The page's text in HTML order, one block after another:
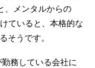
、メンタルからの
ていると、本格的な
そうです。
務している会社に